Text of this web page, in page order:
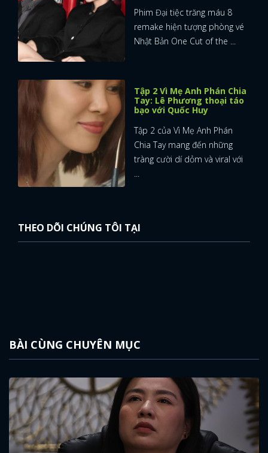
Phim Đại tiệc trăng máu 8
remake hiện tượng phòng vé
Nhật Bản One Cut of the ...
Tập 2 Vì Mẹ Anh Phán Chia
Tay: Lê Phương thoại táo
bạo với Quốc Huy
Tập 2 của Vì Mẹ Anh Phán
Chia Tay mang đến những
tràng cười dí dỏm và viral với
THEO DÕI CHÚNG TÔI TẠI
BÀI CÙNG CHUYÊN MỤC